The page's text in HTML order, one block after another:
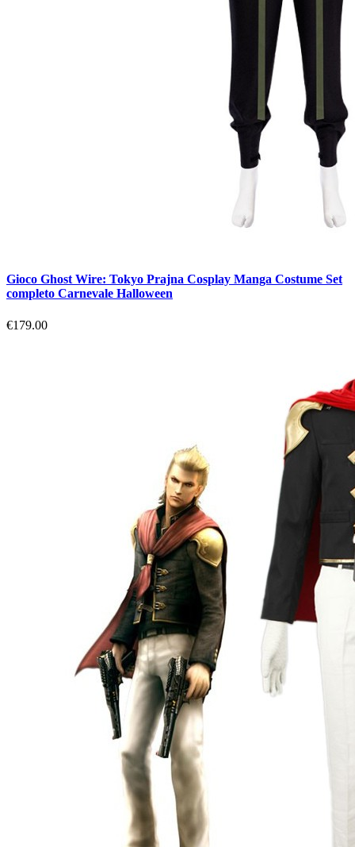
Gioco Ghost Wire: Tokyo Prajna Cosplay Manga Costume Set
completo Carnevale Halloween
€179.00